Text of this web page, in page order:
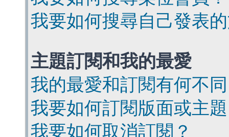
我要如何搜尋自己發表
主題訂閱和我的最愛
我的最愛和訂閱有何不
我要如何訂閱版面或主
我要如何取消訂閱？